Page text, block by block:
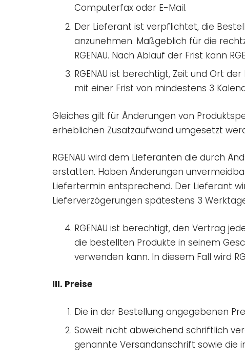
Computerfax oder E-Mail.
Der Lieferant ist verpflichtet, die
anzunehmen. Maßgeblich für die
RGENAU. Nach Ablauf der Frist kann
RGENAU ist berechtigt, Zeit und Ort
mit einer Frist von mindestens 3
Gleiches gilt für Änderungen von
erheblichen Zusatzaufwand umgesetzt
RGENAU wird dem Lieferanten die durch
erstatten. Haben Änderungen
Liefertermin entsprechend. Der Lieferant
Lieferverzögerungen spätestens 3
RGENAU ist berechtigt, den Vertrag
die bestellten Produkte in seinem
verwenden kann. In diesem Fall wird
III. Preise
Die in der Bestellung angegebenen
Soweit nicht abweichend schriftlich
genannte Versandanschrift sowie die